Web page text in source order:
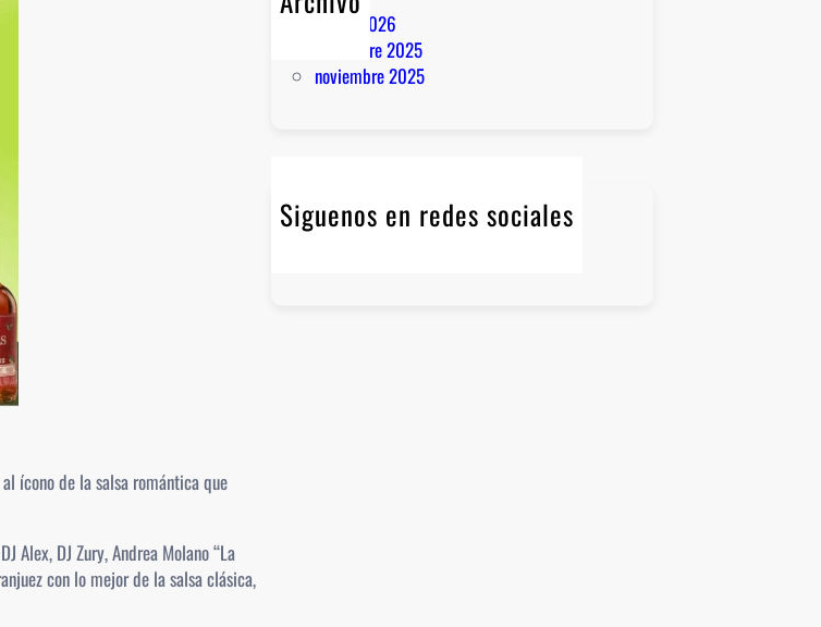
ícono de la salsa romántica que
Alex, DJ Zury, Andrea Molano “La
con lo mejor de la salsa clásica,
marzo 2026
diciembre 2025
noviembre 2025
Siguenos en redes sociales